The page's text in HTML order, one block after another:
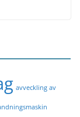
avveckling av